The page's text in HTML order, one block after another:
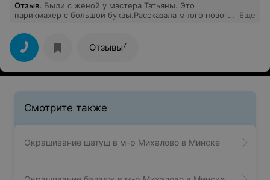
Отзыв. Были с женой у мастера Татьяны. Это
парикмахер с большой буквы.Рассказала много нового
окраску за относительно небольшие деньги.Всем
рекомендую.Теперь только сюда и только к
ней.Спасибо Вам.
Еще
Отзывы7
Смотрите также
Окрашивание шатуш в м-р Михалово в Минске